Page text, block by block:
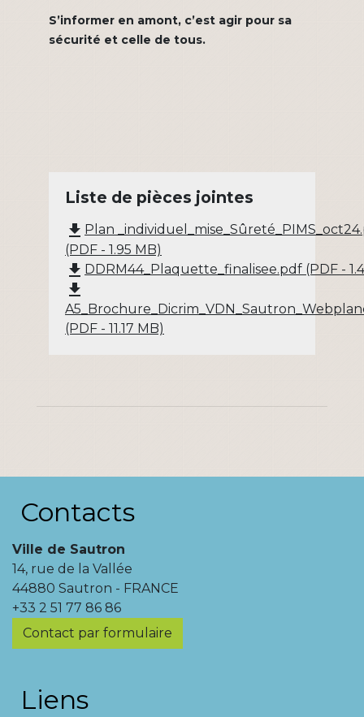
S’informer en amont, c’est agir pour sa
sécurité et celle de tous.
Liste de pièces jointes
file_download Plan
(PDF - 1.95 MB)
file_download DDRM44_Plaquette_finalisee.pdf (PDF -
file_download
(PDF - 11.17 MB)
Contacts
Ville de Sautron
14, rue de la Vallée
44880 Sautron - FRANCE
+33 2 51 77 86 86
Contact par formulaire
Liens